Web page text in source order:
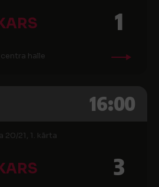
1
halle
16:00
20/21, 1. kārta
3